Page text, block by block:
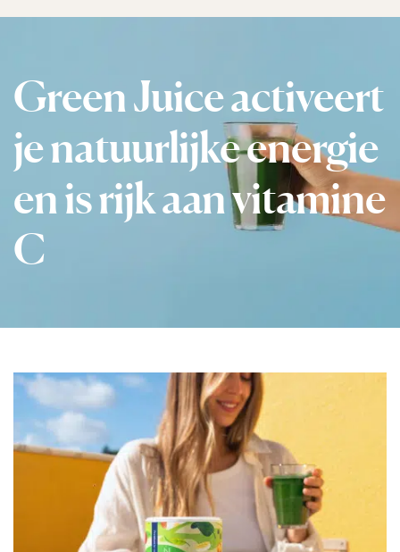
Green Juice activeert
je natuurlijke energie
en is rijk aan vitamine
C